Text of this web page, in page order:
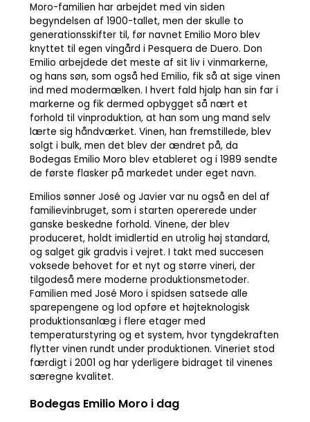
Moro-familien har arbejdet med vin siden
begyndelsen af 1900-tallet, men der skulle to
generationsskifter til, før navnet Emilio Moro blev
knyttet til egen vingård i Pesquera de Duero. Don
Emilio arbejdede det meste af sit liv i vinmarkerne,
og hans søn, som også hed Emilio, fik så at sige vinen
ind med modermælken. I hvert fald hjalp han sin far i
markerne og fik dermed opbygget så nært et
forhold til vinproduktion, at han som ung mand selv
lærte sig håndværket. Vinen, han fremstillede, blev
solgt i bulk, men det blev der ændret på, da
Bodegas Emilio Moro blev etableret og i 1989 sendte
de første flasker på markedet under eget navn.
Emilios sønner José og Javier var nu også en del af
familievinbruget, som i starten opererede under
ganske beskedne forhold. Vinene, der blev
produceret, holdt imidlertid en utrolig høj standard,
og salget gik gradvis i vejret. I takt med succesen
voksede behovet for et nyt og større vineri, der
tilgodeså mere moderne produktionsmetoder.
Familien med José Moro i spidsen satsede alle
sparepengene og lod opføre et højteknologisk
produktionsanlæg i flere etager med
temperaturstyring og et system, hvor tyngdekraften
flytter vinen rundt under produktionen. Vineriet stod
færdigt i 2001 og har yderligere bidraget til vinenes
særegne kvalitet.
Bodegas Emilio Moro i dag